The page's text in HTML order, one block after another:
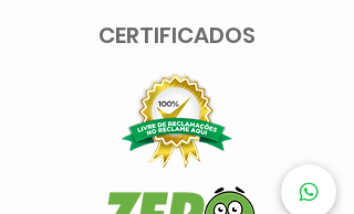
CERTIFICADOS